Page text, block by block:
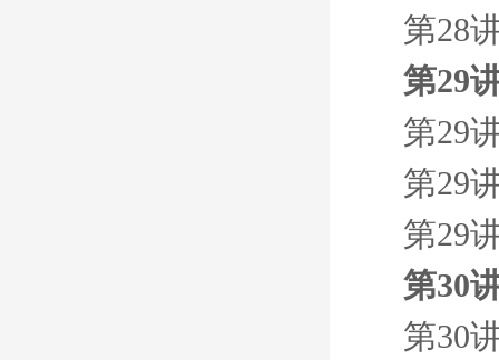
第28
第29
第29
第29
第29
第30
第30